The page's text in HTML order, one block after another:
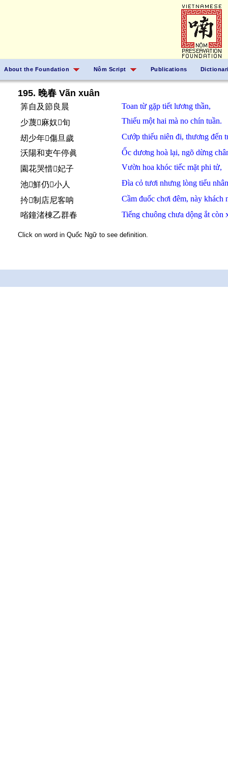
About the Foundation Nôm Script Publications
195. 晚春 Vãn xuân
筭自及節良晨 Toan từ gặp tiết lương thần,
少蔑𠄩麻奴𠃩旬
Thiếu một hai mà no chín tuần.
刼少年𠫾傷旦歲
Cướp thiếu niên đi, thương đến
沃陽和吏午停眞
Ốc dương hoà lại, ngõ dừng
園花哭惜𬰢妃子
Vườn hoa khóc tiếc mặt phi tử,
池𦹵鮮仍𢚸小人
Đìa cỏ tươi nhưng lòng tiểu
扲𤒘制店尼客呐
Cầm đuốc chơi đêm, này khách
㗂鐘渚棟乙群春
Tiếng chuông chưa dộng ắt còn
Click on word in Quốc Ngữ to see definition.